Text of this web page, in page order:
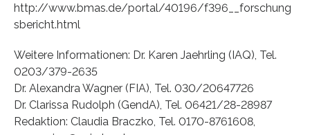
http://www.bmas.de/portal/40196/f396__forschung
sbericht.html
Weitere Informationen: Dr. Karen Jaehrling (IAQ), Tel.
0203/379-2635
Dr. Alexandra Wagner (FIA), Tel. 030/20647726
Dr. Clarissa Rudolph (GendA), Tel. 06421/28-28987
Redaktion: Claudia Braczko, Tel. 0170-8761608,